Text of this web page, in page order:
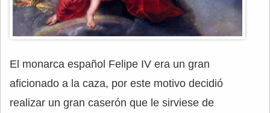
El monarca español Felipe IV era un gran
aficionado a la caza, por este motivo decidió
realizar un gran caserón que le sirviese de